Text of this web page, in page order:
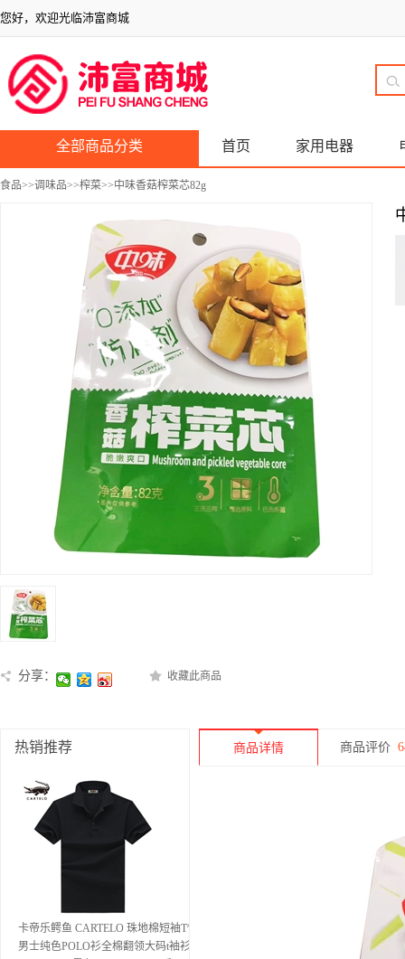
您好，欢迎光临沛富商城
全部商品分类 首页 家用电器
食品>>调味品>>榨菜>>中味香菇榨菜芯82g
分享： 收藏此商品
热销推荐
卡帝乐鳄鱼 CARTELO 珠地棉短袖T恤
男士纯色POLO衫全棉翻领大码t袖衫潮
商品详情 商品评价